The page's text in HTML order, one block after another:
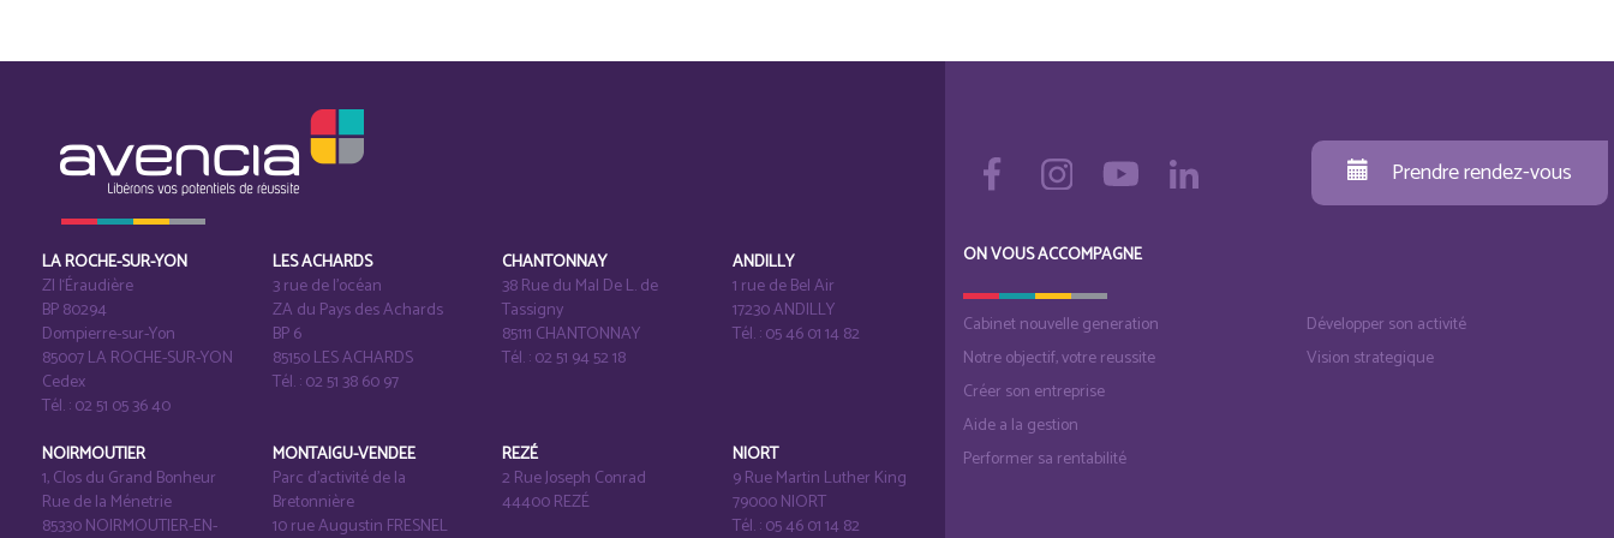
LA ROCHE-SUR-YON
ZI l‘Éraudière
BP 80294
Dompierre-sur-Yon
85007 LA ROCHE-SUR-YON
Cedex
Tél. : 02 51 05 36 40
LES ACHARDS
3 rue de l’océan
ZA du Pays des Achards
BP 6
85150 LES ACHARDS
Tél. : 02 51 38 60 97
CHANTONNAY
38 Rue du Mal De L. de
Tassigny
85111 CHANTONNAY
Tél. : 02 51 94 52 18
ANDILLY
1 rue de Bel Air
17230 ANDILLY
Tél. : 05 46 01 14 82
NOIRMOUTIER
1, Clos du Grand Bonheur
Rue de la Ménetrie
85330 NOIRMOUTIER-EN-
MONTAIGU-VENDEE
Parc d’activité de la
Bretonnière
10 rue Augustin FRESNEL
REZÉ
2 Rue Joseph Conrad
44400 REZÉ
NIORT
9 Rue Martin Luther King
79000 NIORT
Tél. : 05 46 01 14 82
Prendre rendez-vous
ON VOUS ACCOMPAGNE
Cabinet nouvelle generation
Notre objectif, votre reussite
Créer son entreprise
Aide a la gestion
Performer sa rentabilité
Développer son activité
Vision strategique